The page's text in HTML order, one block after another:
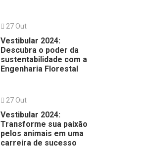
27 Out
Vestibular 2024:
Descubra o poder da
sustentabilidade com a
Engenharia Florestal
27 Out
Vestibular 2024:
Transforme sua paixão
pelos animais em uma
carreira de sucesso